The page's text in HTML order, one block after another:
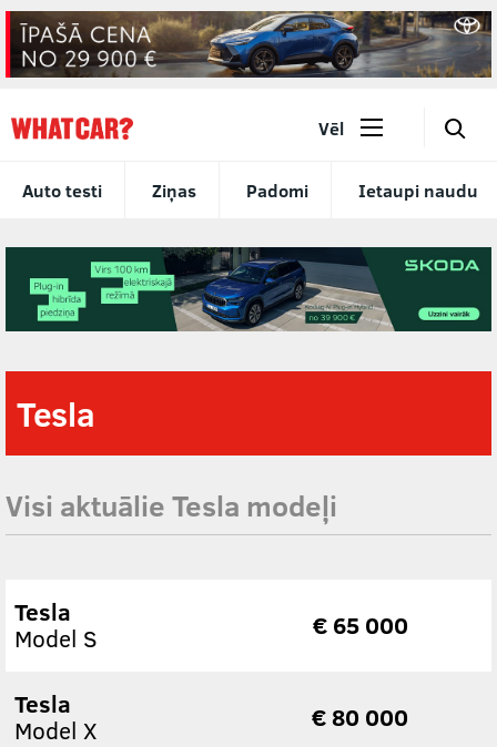
Auto testi Ziņas Padomi Ietaupi naudu
Vēl 🔎
Tesla
Visi aktuālie Tesla modeļi
Tesla
Model S
€ 65 000
Tesla
Model X
€ 80 000